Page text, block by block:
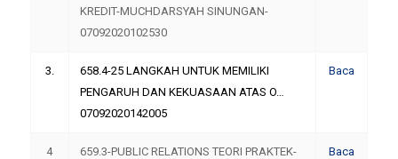
KREDIT-MUCHDARSYAH SINUNGAN-
07092020102530
3.
658.4-25 LANGKAH UNTUK MEMILIKI
PENGARUH DAN KEKUASAAN ATAS O…
07092020142005
Baca
4
659.3-PUBLIC RELATIONS TEORI PRAKTEK-
Baca